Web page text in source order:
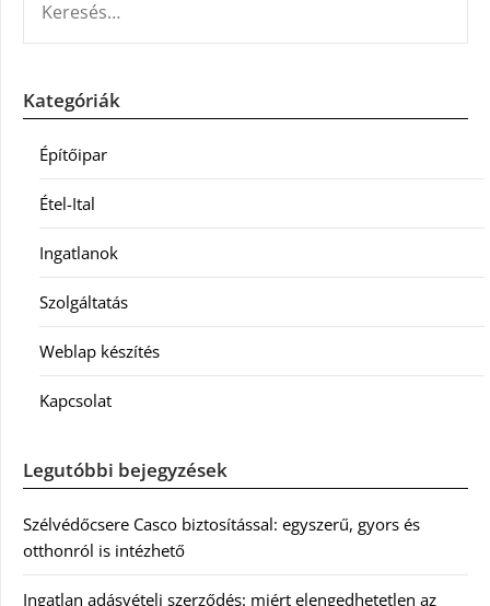
Kategóriák
Építőipar
Étel-Ital
Ingatlanok
Szolgáltatás
Weblap készítés
Kapcsolat
Legutóbbi bejegyzések
Szélvédőcsere Casco biztosítással: egyszerű, gyors és
otthonról is intézhető
Ingatlan adásvételi szerződés: miért elengedhetetlen az